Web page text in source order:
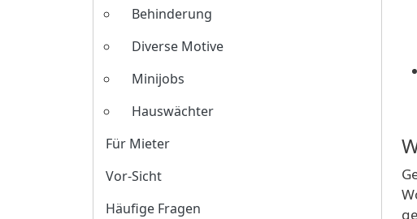
Behinderung
Diverse Motive
Minijobs
Hauswächter
Für Mieter
Vor-Sicht
Häufige Fragen